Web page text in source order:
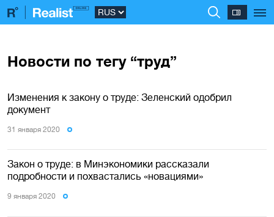
Новости по тегу “труд”
Изменения к закону о труде: Зеленский одобрил
документ
31 января 2020
Закон о труде: в Минэкономики рассказали
подробности и похвастались «новациями»
9 января 2020